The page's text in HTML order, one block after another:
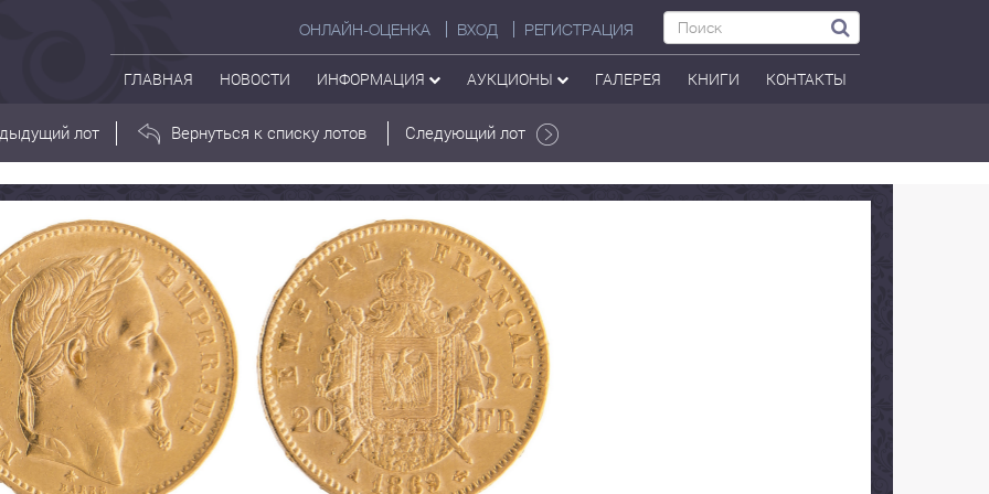
ОНЛАЙН-ОЦЕНКА ВХОД РЕГИСТРАЦИЯ
ГЛАВНАЯ НОВОСТИ ИНФОРМАЦИЯ АУКЦИОНЫ ГАЛЕРЕЯ КНИГИ КОНТАКТЫ
лот Вернуться к списку лотов Следующий лот